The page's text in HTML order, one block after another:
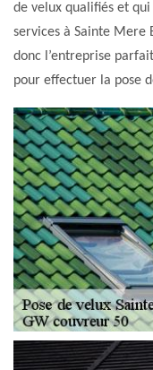
de velux qualifiés et
services à Sainte Mere
donc l’entreprise
pour effectuer la pose